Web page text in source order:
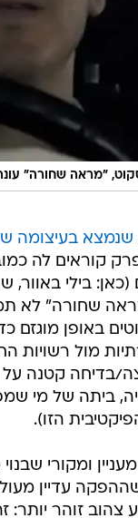
"מראה שחורה" עונה
שנמצא בעיצומה
קוראים לה
בילי באוור,
שחורה" לא
באופן מוגזם
מול
בדיחה קטנה
ביתה של מי
הזו).
ומקורי
עדיין
צהוב זוהר יותר: